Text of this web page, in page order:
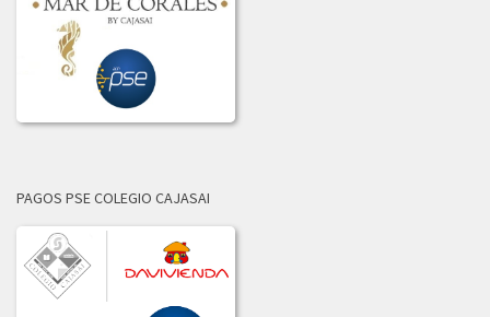
LICITACION_DE_OFERTAS_001-2021.pdf
LICITACION_DE_OFERTAS_002-2021.PDF
COMUNICADO_ADJUDICACION_LIC_No_002-2020.pdf
COMUNICADO_ADJ_LIC-003_2020.PDF
PAGOS PSE COLEGIO CAJASAI